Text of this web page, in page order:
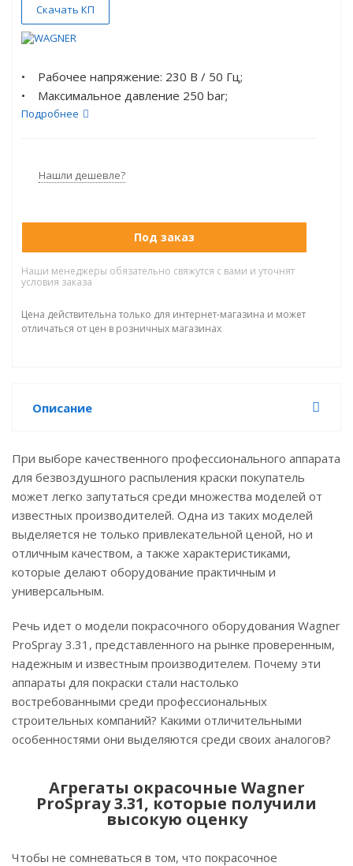
Скачать КП
• Рабочее напряжение: 230 В / 50 Гц;
• Максимальное давление 250 bar;
• Вес: 38 кг.
Подробнее
Нашли дешевле?
Под заказ
Наши менеджеры обязательно свяжутся с вами и уточнят
условия заказа
Цена действительна только для интернет-магазина и может
отличаться от цен в розничных магазинах
Описание
При выборе качественного профессионального аппарата
для безвоздушного распыления краски покупатель
может легко запутаться среди множества моделей от
известных производителей. Одна из таких моделей
выделяется не только привлекательной ценой, но и
отличным качеством, а также характеристиками,
которые делают оборудование практичным и
универсальным.
Речь идет о модели покрасочного оборудования Wagner
ProSpray 3.31, представленного на рынке проверенным,
надежным и известным производителем. Почему эти
аппараты для покраски стали настолько
востребованными среди профессиональных
строительных компаний? Какими отличительными
особенностями они выделяются среди своих аналогов?
Агрегаты окрасочные Wagner
ProSpray 3.31, которые получили
высокую оценку
Чтобы не сомневаться в том, что покрасочное